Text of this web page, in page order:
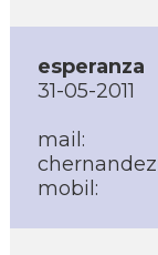
esperanza
31-05-2011
mail:
mobil: